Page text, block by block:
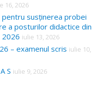
16, 2026
pentru susținerea probei
a posturilor didactice din
2026 iulie 13, 2026
– examenul scris iulie 10,
S iulie 9, 2026